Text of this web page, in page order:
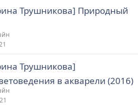
Трушникова] Природный
Трушникова]
в акварели (2016)